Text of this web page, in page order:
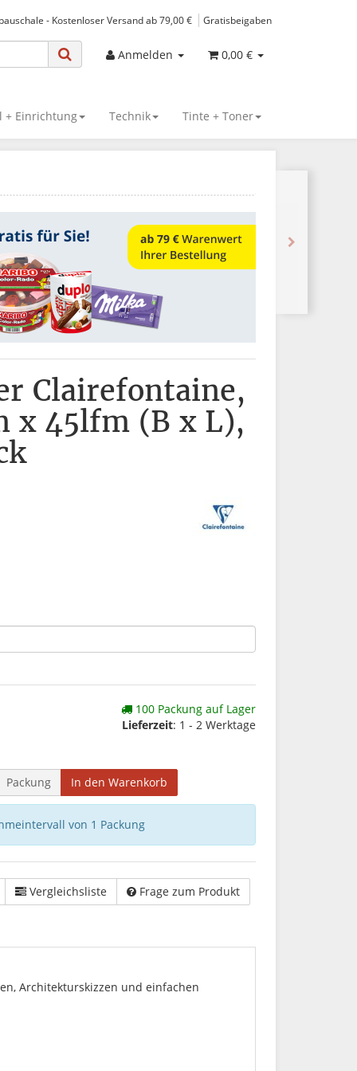
- Kostenloser Versand ab 79,00 € Gratisbeigaben
Anmelden 0,00 €
+ Einrichtung Technik Tinte + Toner
Clairefontaine,
x 45lfm (B x L),
100 Packung auf Lager
Lieferzeit: 1 - 2 Werktage
Packung In den Warenkorb
von 1 Packung
Vergleichsliste Frage zum Produkt
Architekturskizzen und einfachen